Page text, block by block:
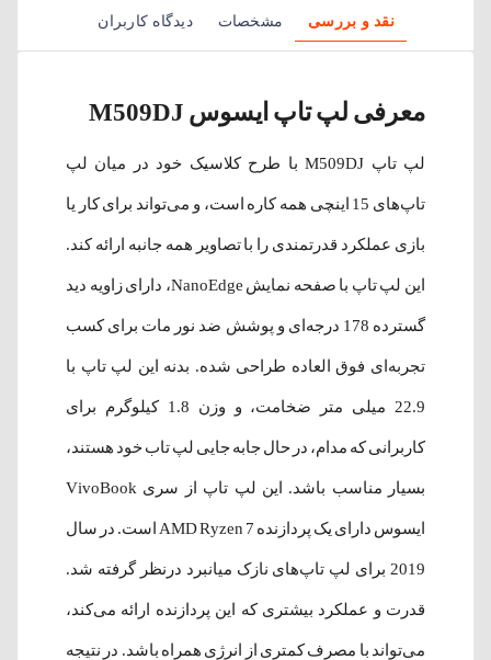
نقد و بررسی مشخصات دیدگاه کاربران
معرفی لپ تاپ ایسوس M509DJ
لپ تاپ M509DJ با طرح کلاسیک خود در میان لپ
تاپ‌های 15 اینچی همه کاره است، و می‌تواند برای کار یا
بازی عملکرد قدرتمندی را با تصاویر همه جانبه ارائه کند.
این لپ تاپ با صفحه نمایش NanoEdge، دارای زاویه دید
گسترده 178 درجه‌ای و پوشش ضد نور مات برای کسب
تجربه‌ای فوق العاده طراحی شده. بدنه این لپ تاپ با
22.9 میلی متر ضخامت، و وزن 1.8 کیلوگرم برای
کاربرانی که مدام، در حال جابه جایی لپ تاب خود هستند،
بسیار مناسب باشد. این لپ تاپ از سری VivoBook
ایسوس دارای یک پردازنده AMD Ryzen 7 است. در سال
2019 برای لپ تاپ‌های نازک میانبرد درنظر گرفته شد.
قدرت و عملکرد بیشتری که این پردازنده ارائه می‌کند،
می‌تواند با مصرف کمتری از انرژی همراه باشد. در نتیجه